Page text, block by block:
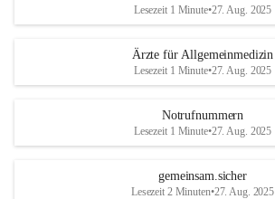
Lesezeit 1 Minute•27. Aug. 2025
Ärzte für Allgemeinmedizin
Lesezeit 1 Minute•27. Aug. 2025
Notrufnummern
Lesezeit 1 Minute•27. Aug. 2025
gemeinsam.sicher
Lesezeit 2 Minuten•27. Aug. 2025